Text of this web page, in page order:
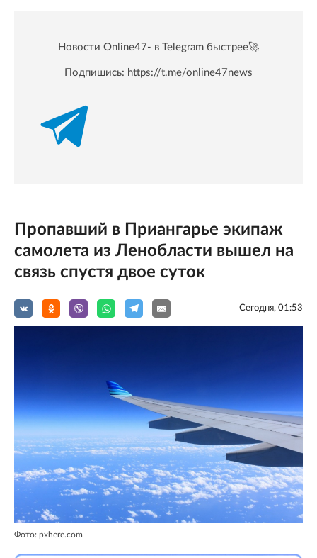
Новости Online47- в Telegram быстрее🚀
Подпишись: https://t.me/online47news
Пропавший в Приангарье экипаж
самолета из Ленобласти вышел на
связь спустя двое суток
Сегодня, 01:53
Фото: pxhere.com